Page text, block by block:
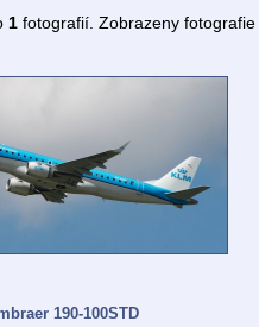
1fotografií. Zobrazeny fotografie
190-100STD